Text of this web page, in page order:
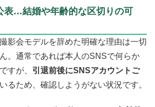
表…結婚や年齢的な区切りの可
影会モデルを辞めた明確な理由は一切
。通常であれば本人のSNSで何らか
すが、 引退前後にSNSアカウントご
るため、確認しようがない状況です。